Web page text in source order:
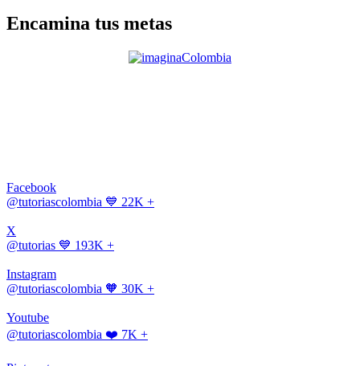
Encamina tus metas
Facebook
@tutoriascolombia 💙 22K +
X
@tutorias 💙 193K +
Instagram
@tutoriascolombia 🧡 30K +
Youtube
@tutoriascolombia ❤️ 7K +